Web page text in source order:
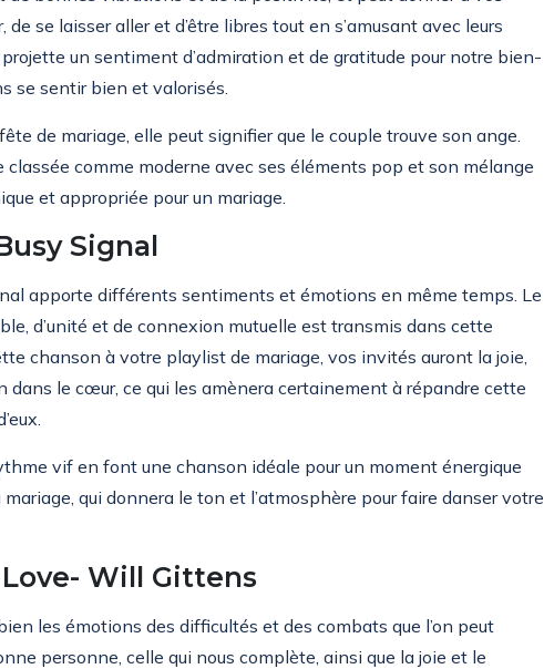
de se laisser aller et d’être libres tout en s’amusant avec leurs
un sentiment d’admiration et de gratitude pour notre bien-
se sentir bien et valorisés.
de mariage, elle peut signifier que le couple trouve son ange.
comme moderne avec ses éléments pop et son mélange
et appropriée pour un mariage.
Signal
apporte différents sentiments et émotions en même temps. Le
d’unité et de connexion mutuelle est transmis dans cette
chanson à votre playlist de mariage, vos invités auront la joie,
dans le cœur, ce qui les amènera certainement à répandre cette
vif en font une chanson idéale pour un moment énergique
qui donnera le ton et l’atmosphère pour faire danser votre
Will Gittens
les émotions des difficultés et des combats que l’on peut
personne, celle qui nous complète, ainsi que la joie et le